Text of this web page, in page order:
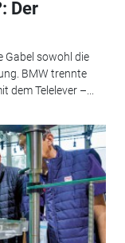
Der
Gabel sowohl die
BMW trennte
Telelever –...